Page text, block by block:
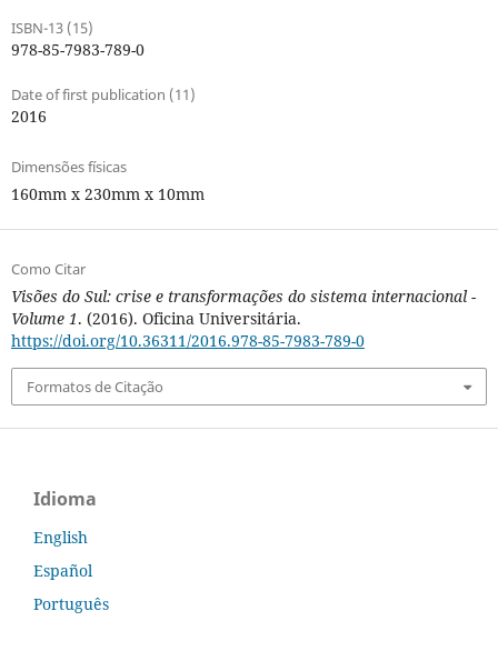
ISBN-13 (15)
978-85-7983-789-0
Date of first publication (11)
2016
Dimensões físicas
160mm x 230mm x 10mm
Como Citar
Visões do Sul: crise e transformações do sistema internacional -
Volume 1. (2016). Oficina Universitária.
https://doi.org/10.36311/2016.978-85-7983-789-0
Formatos de Citação
Idioma
English
Español
Português